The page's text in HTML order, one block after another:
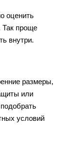
оценить
Так проще
внутри.
размеры,
или
условий